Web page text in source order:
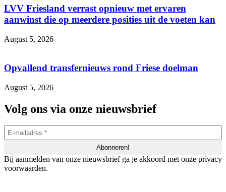
LVV Friesland verrast opnieuw met ervaren
aanwinst die op meerdere posities uit de voeten kan
August 5, 2026
Opvallend transfernieuws rond Friese doelman
August 5, 2026
Volg ons via onze nieuwsbrief
Bij aanmelden van onze nieuwsbrief ga je akkoord met onze privacy
voorwaarden.